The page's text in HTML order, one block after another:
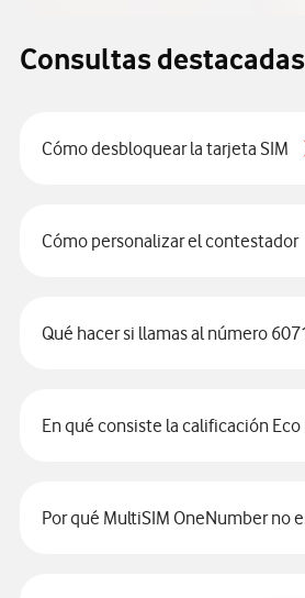
Consultas destacadas
Cómo desbloquear la tarjeta SIM
Cómo personalizar el contestador
Qué hacer si llamas al número
En qué consiste la calificación
Por qué MultiSIM OneNumber no